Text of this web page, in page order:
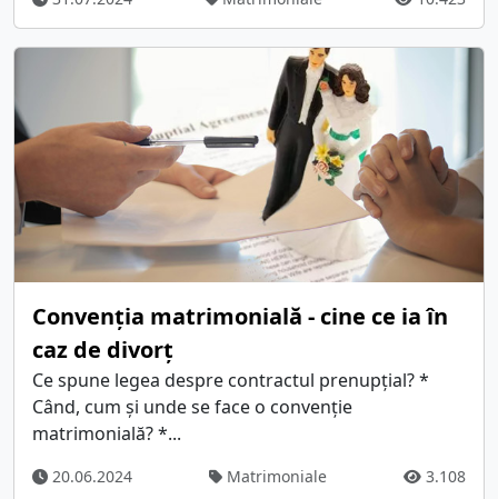
Convenția matrimonială - cine ce ia în
caz de divorț
Ce spune legea despre contractul prenupțial? *
Când, cum și unde se face o convenție
matrimonială? *...
20.06.2024 Matrimoniale 3.108